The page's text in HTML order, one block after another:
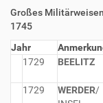
Großes
1745
Jahr
1729
BEELITZ
1729
WERDER/